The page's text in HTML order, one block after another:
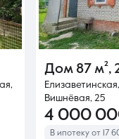
Дом 87 м²,
Вишнёвая, 25
4 000
В ипотеку от 17